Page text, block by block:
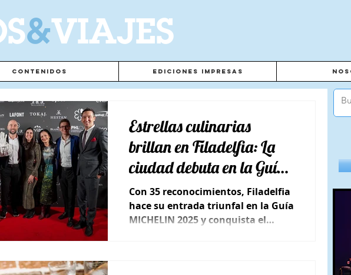
&VIAJES
Contenidos Ediciones Impresas
Estrellas culinarias
brillan en Filadelfia: La
ciudad debuta en la Guía
MICHELIN 2025
Con 35 reconocimientos, Filadelfia
hace su entrada triunfal en la Guía
MICHELIN 2025 y conquista el